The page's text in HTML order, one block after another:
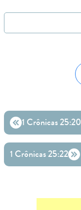
1 Crônicas 25:20
1 Crônicas 25:22